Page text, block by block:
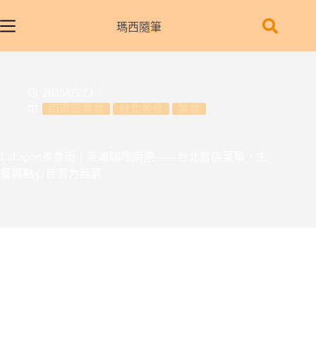
至
瑪西隨筆